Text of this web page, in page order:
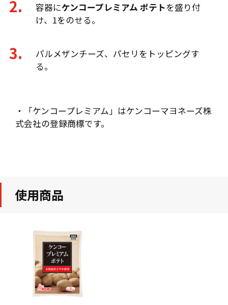
容器にケンコープレミアム ポテトを盛り付
け、1をのせる。
パルメザンチーズ、パセリをトッピングす
る。
・「ケンコープレミアム」はケンコーマヨネーズ株
式会社の登録商標です。
使用商品